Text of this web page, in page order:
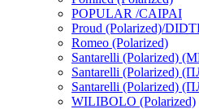
POPULAR /CAIPAI
Proud (Polarized)/
Romeo (Polarized)
Santarelli (Polarized)
Santarelli (Polarized)
Santarelli (Polarized)
WILIBOLO (Polarized)